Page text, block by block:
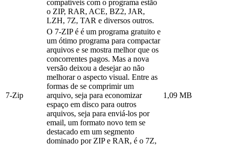
compatíveis com o programa estão
o ZIP, RAR, ACE, BZ2, JAR,
LZH, 7Z, TAR e diversos outros.
7-Zip
O 7-ZIP é é um programa gratuito e
um ótimo programa para compactar
arquivos e se mostra melhor que os
concorrentes pagos. Mas a nova
versão deixou a desejar ao não
melhorar o aspecto visual. Entre as
formas de se comprimir um
arquivo, seja para economizar
espaço em disco para outros
arquivos, seja para enviá-los por
email, um formato novo tem se
destacado em um segmento
dominado por ZIP e RAR, é o 7Z,
1,09 MB